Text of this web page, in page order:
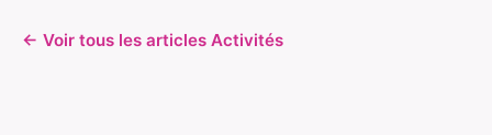
← Voir tous les articles Activités